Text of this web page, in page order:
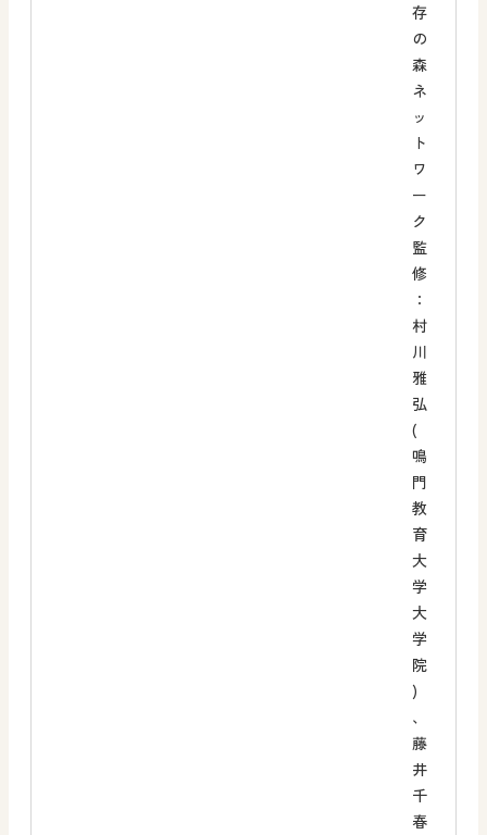
存
の
森
ネ
ッ
ト
ワ
ー
ク
監
修
：
村
川
雅
弘
(
鳴
門
教
育
大
学
大
学
院
)
、
藤
井
千
春